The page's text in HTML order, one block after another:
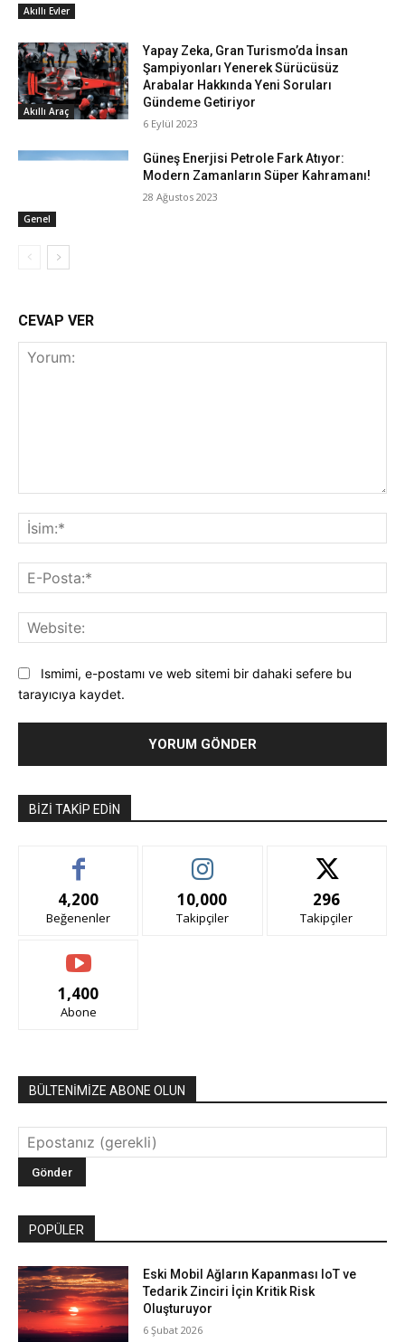
Akıllı Evler
Akıllı Araç
Yapay Zeka, Gran Turismo’da İnsan
Şampiyonları Yenerek Sürücüsüz
Arabalar Hakkında Yeni Soruları
Gündeme Getiriyor
6 Eylül 2023
Genel
Güneş Enerjisi Petrole Fark Atıyor:
Modern Zamanların Süper Kahramanı!
28 Ağustos 2023
CEVAP VER
Ismimi, e-postamı ve web sitemi bir dahaki sefere bu
tarayıcıya kaydet.
BIZI TAKIP EDIN
4,200
Beğenenler
10,000
Takipçiler
296
Takipçiler
1,400
Abone
BÜLTENİMİZE ABONE OLUN
POPÜLER
Eski Mobil Ağların Kapanması IoT ve
Tedarik Zinciri İçin Kritik Risk
Oluşturuyor
6 Şubat 2026